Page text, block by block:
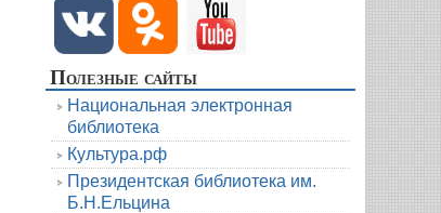
Полезные сайты
Национальная электронная
библиотека
Культура.рф
Президентская библиотека им.
Б.Н.Ельцина